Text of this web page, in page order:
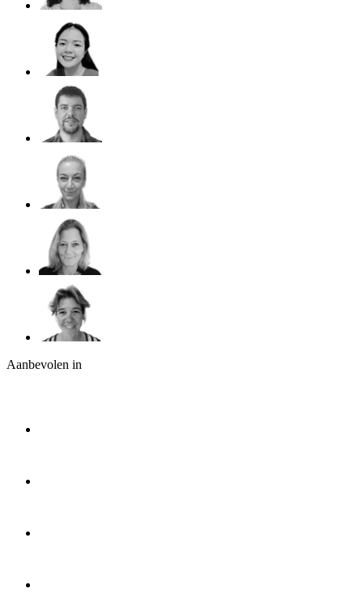
Aanbevolen in